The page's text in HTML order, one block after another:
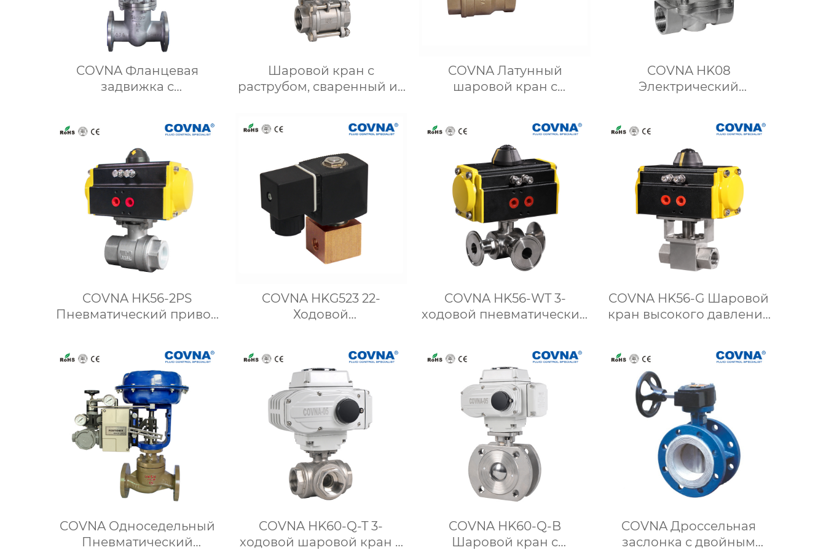
COVNA Фланцевая
задвижка с
Шаровой кран с
раструбом, сваренный из
COVNA Латунный
шаровой кран с
COVNA HK08
Электрический
шаровой кран из
нержавеющей стали
COVNA HK56-2PS
Пневматический привод
COVNA HKG523 22-
Ходовой
давления
COVNA HK56-WT 3-
ходовой пневматический
COVNA HK56-G Шаровой
кран высокого давления
нержавеющей стали
COVNA Односедельный
Пневматический
COVNA HK60-Q-T 3-
ходовой шаровой кран с
COVNA HK60-Q-B
Шаровой кран с
COVNA Дроссельная
заслонка с двойным